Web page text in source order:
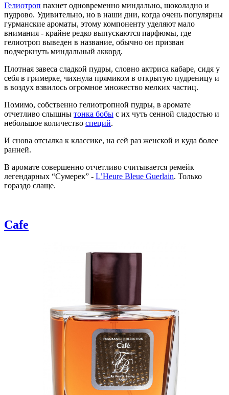
Гелиотроп пахнет одновременно миндально, шоколадно и
пудрово. Удивительно, но в наши дни, когда очень популярны
гурманские ароматы, этому компоненту уделяют мало
внимания - крайне редко выпускаются парфюмы, где
гелиотроп выведен в название, обычно он призван
подчеркнуть миндальный аккорд.
Плотная завеса сладкой пудры, словно актриса кабаре, сидя у
себя в гримерке, чихнула прямиком в открытую пудреницу и
в воздух взвилось огромное множество мелких частиц.
Помимо, собственно гелиотропной пудры, в аромате
отчетливо слышны тонка бобы с их чуть сенной сладостью и
небольшое количество специй.
И снова отсылка к классике, на сей раз женской и куда более
ранней.
В аромате совершенно отчетливо считывается ремейк
легендарных “Сумерек” - L’Heure Bleue Guerlain. Только
гораздо слаще.
Cafe